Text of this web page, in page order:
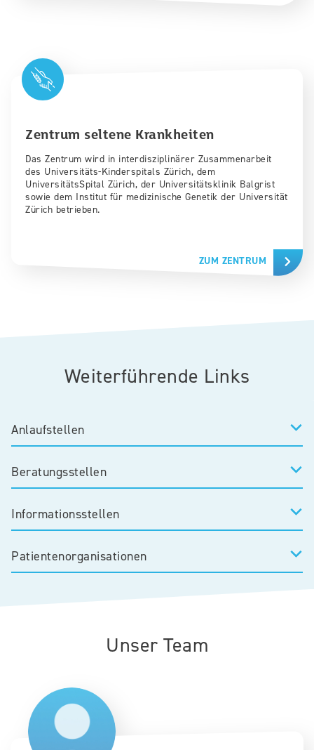
Zentrum seltene Krankheiten
Das Zentrum wird in interdisziplinärer Zusammenarbeit
des Universitäts-Kinderspitals Zürich, dem
UniversitätsSpital Zürich, der Universitätsklinik Balgrist
sowie dem Institut für medizinische Genetik der Universität
Zürich betrieben.
ZUM ZENTRUM
Weiterführende Links
Anlaufstellen
Beratungsstellen
Informationsstellen
Patientenorganisationen
Unser Team